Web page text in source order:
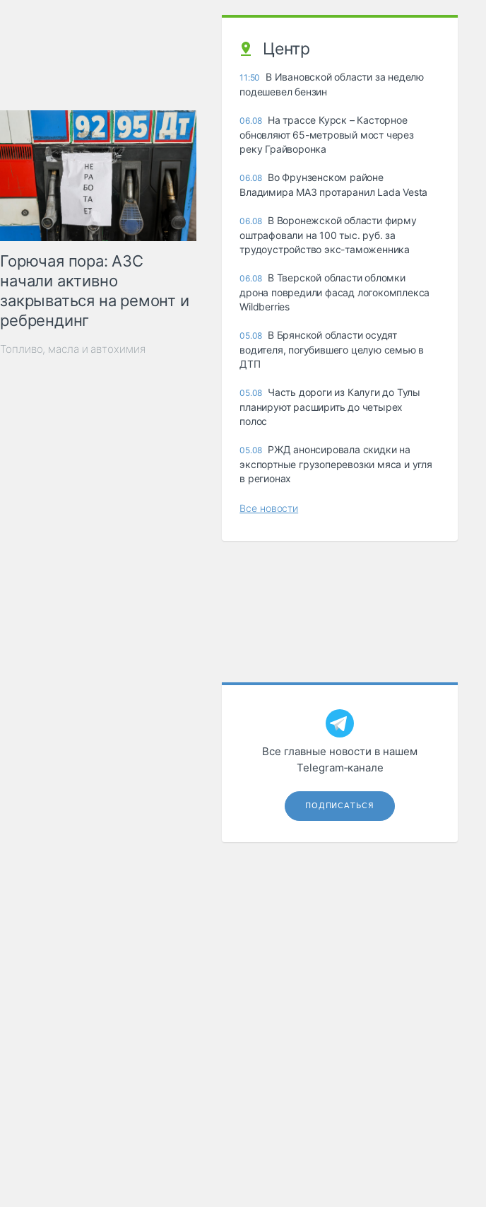
Горючая пора: АЗС
начали активно
закрываться на ремонт и
ребрендинг
Топливо, масла и автохимия
Центр
11:50
В Ивановской области за неделю
подешевел бензин
06.08 На трассе Курск – Касторное
обновляют 65-метровый мост через
реку Грайворонка
06.08 Во Фрунзенском районе
Владимира МАЗ протаранил Lada Vesta
06.08 В Воронежской области фирму
оштрафовали на 100 тыс. руб. за
трудоустройство экс-таможенника
06.08 В Тверской области обломки
дрона повредили фасад логокомплекса
Wildberries
05.08 В Брянской области осудят
водителя, погубившего целую семью в
ДТП
05.08 Часть дороги из Калуги до Тулы
планируют расширить до четырех
полос
05.08 РЖД анонсировала скидки на
экспортные грузоперевозки мяса и угля
в регионах
Все новости
Все главные новости в нашем
Telegram‑канале
ПОДПИСАТЬСЯ